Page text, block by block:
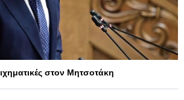
στον Μητσοτάκη